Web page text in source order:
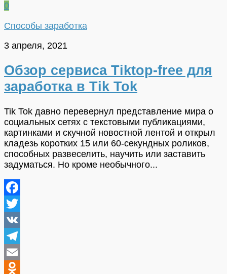
0
Способы заработка
3 апреля, 2021
Обзор сервиса Tiktop-free для
заработка в Tik Tok
Tik Tok давно перевернул представление мира о
социальных сетях с текстовыми публикациями,
картинками и скучной новостной лентой и открыл
кладезь коротких 15 или 60-секундных роликов,
способных развеселить, научить или заставить
задуматься. Но кроме необычного...
Facebook
Twitter
VK
Telegram
Email